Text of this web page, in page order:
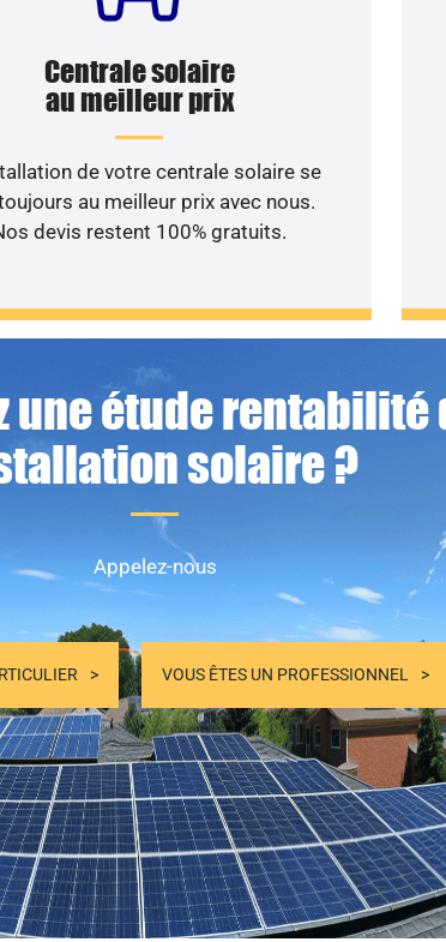
Centrale solaire
au meilleur prix
de votre centrale solaire se
au meilleur prix avec nous.
devis restent 100% gratuits.
une étude rentabilité
solaire ?
Appelez-nous
VOUS ÊTES UN PROFESSIONNEL